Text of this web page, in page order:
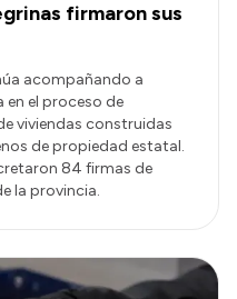
firmaron sus
acompañando a
en el proceso de
viviendas construidas
de propiedad estatal.
84 firmas de
la provincia.